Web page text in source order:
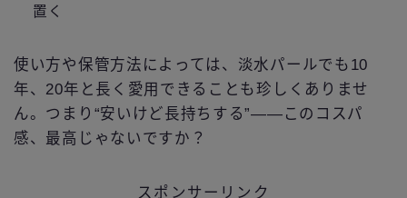
置く
使い方や保管方法によっては、淡水パールでも10
年、20年と長く愛用できることも珍しくありませ
ん。つまり“安いけど長持ちする”――このコスパ
感、最高じゃないですか？
スポンサーリンク